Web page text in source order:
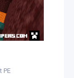
PE